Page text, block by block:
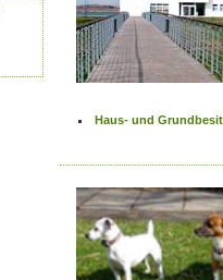
Haus- und